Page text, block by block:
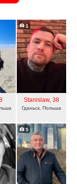
1
Stanislaw, 38
Гданьск, Польша
5